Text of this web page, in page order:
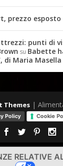
prezzo esposto
punti di
su Babette
di Maria Masella
Themes|
Policy Cookie
RELATIVE